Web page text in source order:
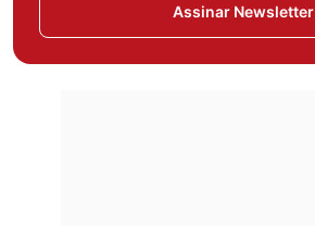
Assinar Newsletter